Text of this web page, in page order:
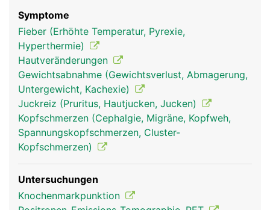
Symptome
Fieber (Erhöhte Temperatur, Pyrexie,
Hyperthermie)
Hautveränderungen
Gewichtsabnahme (Gewichtsverlust, Abmagerung,
Untergewicht, Kachexie)
Juckreiz (Pruritus, Hautjucken, Jucken)
Kopfschmerzen (Cephalgie, Migräne, Kopfweh,
Spannungskopfschmerzen, Cluster-
Kopfschmerzen)
Untersuchungen
Knochenmarkpunktion